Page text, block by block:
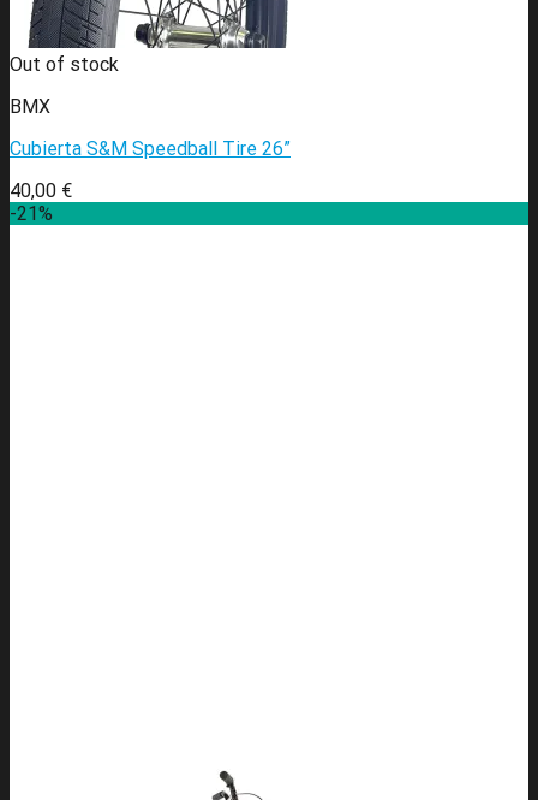
Out of stock
BMX
Cubierta S&M Speedball Tire 26”
40,00 €
-21%